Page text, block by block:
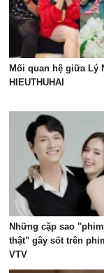
Mối quan hệ giữa Lý
HIEUTHUHAI
Những cặp sao
thật" gây sốt trên
VTV